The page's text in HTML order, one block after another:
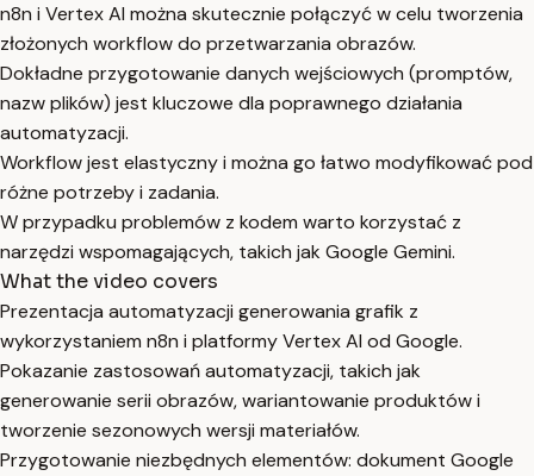
n8n i Vertex AI można skutecznie połączyć w celu tworzenia
złożonych workflow do przetwarzania obrazów.
Dokładne przygotowanie danych wejściowych (promptów,
nazw plików) jest kluczowe dla poprawnego działania
automatyzacji.
Workflow jest elastyczny i można go łatwo modyfikować pod
różne potrzeby i zadania.
W przypadku problemów z kodem warto korzystać z
narzędzi wspomagających, takich jak Google Gemini.
What the video covers
Prezentacja automatyzacji generowania grafik z
wykorzystaniem n8n i platformy Vertex AI od Google.
Pokazanie zastosowań automatyzacji, takich jak
generowanie serii obrazów, wariantowanie produktów i
tworzenie sezonowych wersji materiałów.
Przygotowanie niezbędnych elementów: dokument Google